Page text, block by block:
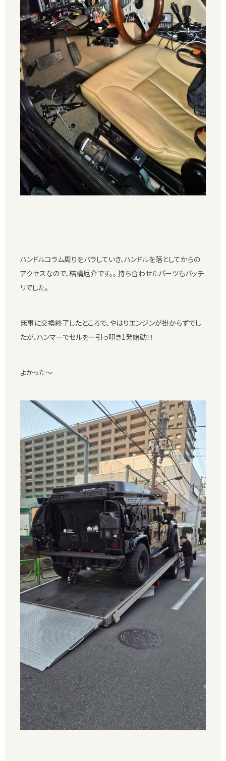
ハンドルコラム周りをバラしていき、ハンドルを落としてからの
アクセスなので、結構厄介です。。 持ち合わせたパーツもバッチ
リでした。
無事に交換終了したところで、やはりエンジンが掛からずでし
たが、ハンマーでセルをー引っ叩き1発始動！！
よかった〜